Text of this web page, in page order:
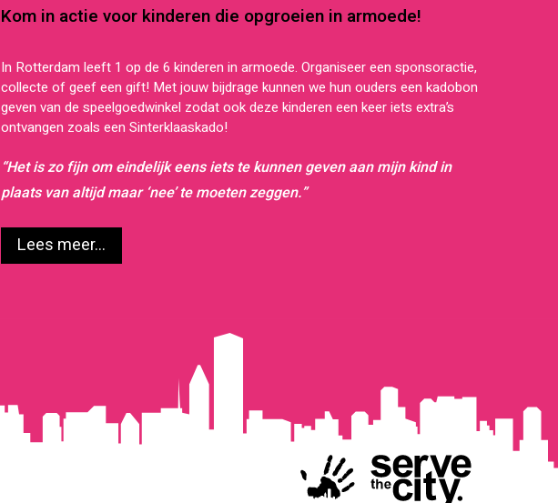
Kom in actie voor kinderen die opgroeien in armoede!
In Rotterdam leeft 1 op de 6 kinderen in armoede. Organiseer een sponsoractie,
collecte of geef een gift! Met jouw bijdrage kunnen we hun ouders een kadobon
geven van de speelgoedwinkel zodat ook deze kinderen een keer iets extra’s
ontvangen zoals een Sinterklaaskado!
“Het is zo fijn om eindelijk eens iets te kunnen geven aan mijn kind in
plaats van altijd maar ‘nee’ te moeten zeggen.”
Lees meer...